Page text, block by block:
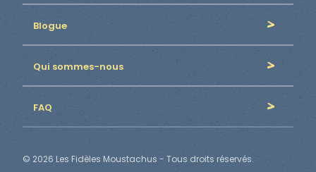
Blogue
Qui sommes-nous
FAQ
© 2026 Les Fidèles Moustachus - Tous droits réservés.